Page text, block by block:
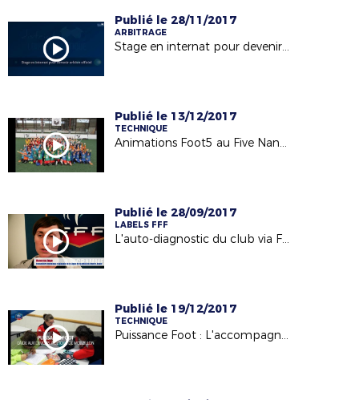
Publié le 28/11/2017
ARBITRAGE
Stage en internat pour devenir arbitre
Publié le 13/12/2017
TECHNIQUE
Animations Foot5 au Five Nantes-Sautron (U9 et U11F)
Publié le 28/09/2017
LABELS FFF
L'auto-diagnostic du club via Footclubs - Label Jeunes FFF
Publié le 19/12/2017
TECHNIQUE
Puissance Foot : L'accompagnement scolaire en lumière avec l'Etoile Mouzillonnaise